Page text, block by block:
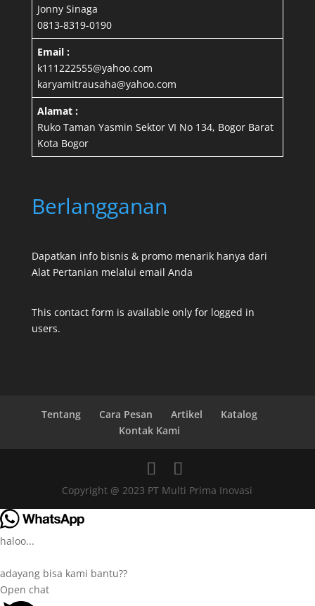
Jonny Sinaga
0813-8319-0190
Email :
k111222555@yahoo.com
karyamitrausaha@yahoo.com
Alamat :
Ruko Taman Yasmin Sektor VI No 134, Bogor Barat
Kota Bogor
Berlangganan
Dapatkan info bisnis & promo menarik hanya dari
Alat Pertanian melalui email Anda
This contact form is available only for logged in
users.
Tentang Cara Pesan Artikel
Katalog
Kontak Kami
Copyright @ 2023 PT Multi Prima Inovasi
haloo...
adayang bisa kami bantu??
Open chat